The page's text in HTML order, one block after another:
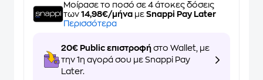
Μοίρασε το ποσό σε 4 άτοκες δόσεις
των 14,98€/μήνα με Snappi Pay Later
Περισσότερα
20€ Public επιστροφή στο Wallet, με
την 1η αγορά σου με Snappi Pay
Later.